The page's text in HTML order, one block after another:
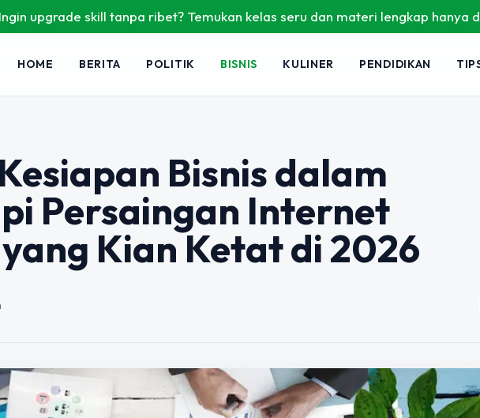
skill tanpa ribet? Temukan kelas seru dan materi lengkap hanya di
HOME BERITA POLITIK BISNIS KULINER PENDIDIKAN
Bisnis dalam
Persaingan Internet
Kian Ketat di 2026